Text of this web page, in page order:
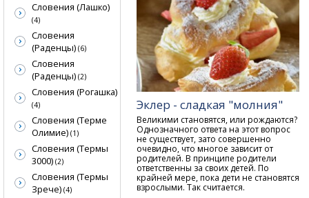
Эклер - сладкая "молния"
Великими становятся, или рождаются?
Однозначного ответа на этот вопрос
не существует, зато совершенно
очевидно, что многое зависит от
родителей. В принципе родители
ответственны за своих детей. По
крайней мере, пока дети не становятся
взрослыми. Так считается.
Словения (Лашко)
(4)
Словения
(Раденцы) (6)
Словения
(Раденцы) (2)
Словения (Рогашка)
(4)
Словения (Терме
Олимие) (1)
Словения (Термы
3000) (2)
Словения (Термы
Зрече) (4)